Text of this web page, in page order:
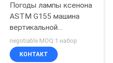
Погоды лампы ксенона
ASTM G155 машина
вертикальной
устойчивая испытывая
negotiable MOQ:1 набор
КОНТАКТ